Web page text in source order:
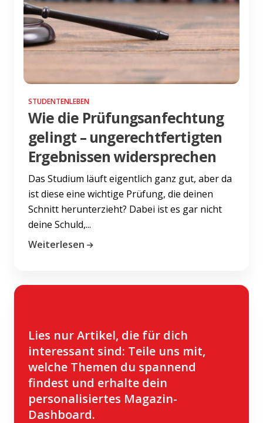
STUDENTENLEBEN
Wie die Prüfungsanfechtung
gelingt – ungerechtfertigten
Ergebnissen widersprechen
Das Studium läuft eigentlich ganz gut, aber da
ist diese eine wichtige Prüfung, die deinen
Schnitt herunterzieht? Dabei ist es gar nicht
deine Schuld,...
Weiterlesen
Lies nur Artikel, die für dich
interessant sind: Teile uns mit,
welche Themen du spannend
findest und erhalte dein
personalisiertes Magazin-
Dashboard.